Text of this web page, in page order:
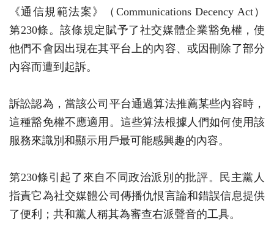
《通信規範法案》（Communications Decency Act）
第230條。該條規定賦予了社交媒體企業豁免權，使
他們不會因出現在其平台上的內容、或因刪除了部分
內容而遭到起訴。
訴訟認為，當該公司平台通過算法推薦某些內容時，
這種豁免權不應適用。這些算法根據人們如何使用該
服務來識別和顯示用戶最可能感興趣的內容。
第230條引起了來自不同政治派別的批評。民主黨人
指責它為社交媒體公司傳播仇恨言論和錯誤信息提供
了便利；共和黨人稱其為審查右派聲音的工具。